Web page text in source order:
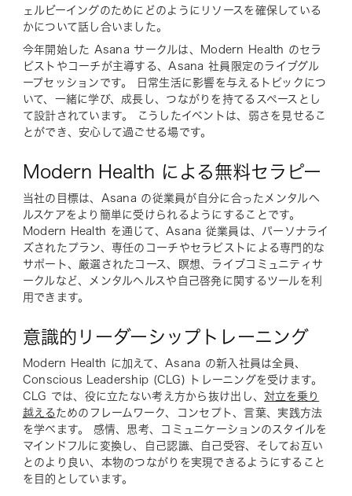
ェルビーイングのためにどのようにリソースを確保している
かについて話し合いました。
今年開始した Asana サークルは、Modern Health のセラ
ピストやコーチが主導する、Asana 社員限定のライブグル
ープセッションです。 日常生活に影響を与えるトピックにつ
いて、一緒に学び、成長し、つながりを持てるスペースとし
て設計されています。 こうしたイベントは、弱さを見せるこ
とができ、安心して過ごせる場です。
Modern Health による無料セラピー
当社の目標は、Asana の従業員が自分に合ったメンタルヘ
ルスケアをより簡単に受けられるようにすることです。
Modern Health を通じて、Asana 従業員は、パーソナライ
ズされたプラン、専任のコーチやセラピストによる専門的な
サポート、厳選されたコース、瞑想、ライブコミュニティサ
ークルなど、メンタルヘルスや自己啓発に関するツールを利
用できます。
意識的リーダーシップトレーニング
Modern Health に加えて、Asana の新入社員は全員、
Conscious Leadership (CLG) トレーニングを受けます。
CLG では、役に立たない考え方から抜け出し、対立を乗り
越える ためのフレームワーク、コンセプト、言葉、実践方法
を学べます。 感情、思考、コミュニケーションのスタイルを
マインドフルに変換し、自己認識、自己受容、そしてお互い
とのより良い、本物のつながりを実現できるようにすること
を目的としています。